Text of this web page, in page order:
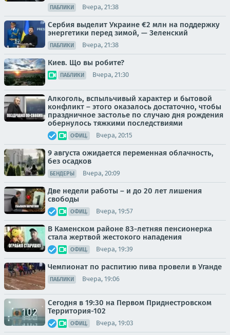
ПАБЛИКИ Вчера, 21:38
Сербия выделит Украине €2 млн на поддержку
энергетики перед зимой, — Зеленский
ПАБЛИКИ Вчера, 21:38
Киев. Що вы робите?
ПАБЛИКИ Вчера, 21:30
Алкоголь, вспыльчивый характер и бытовой
конфликт – этого оказалось достаточно, чтобы
праздничное застолье по случаю дня рождения
обернулось тяжкими последствиями
ОФИЦ. Вчера, 20:15
9 августа ожидается переменная облачность,
без осадков
БЕНДЕРЫ Вчера, 20:09
Две недели работы – и до 20 лет лишения
свободы
ОФИЦ. Вчера, 19:57
В Каменском районе 83-летняя пенсионерка
стала жертвой жестокого нападения
ОФИЦ. Вчера, 19:39
Чемпионат по распитию пива провели в Уганде
ПАБЛИКИ Вчера, 19:06
Сегодня в 19:30 на Первом Приднестровском
Территория-102
ОФИЦ. Вчера, 19:03